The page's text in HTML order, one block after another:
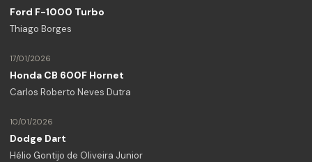
Ford F-1000 Turbo
Thiago Borges
17/01/2026
Honda CB 600F Hornet
Carlos Roberto Neves Dutra
10/01/2026
Dodge Dart
Hélio Gontijo de Oliveira Junior